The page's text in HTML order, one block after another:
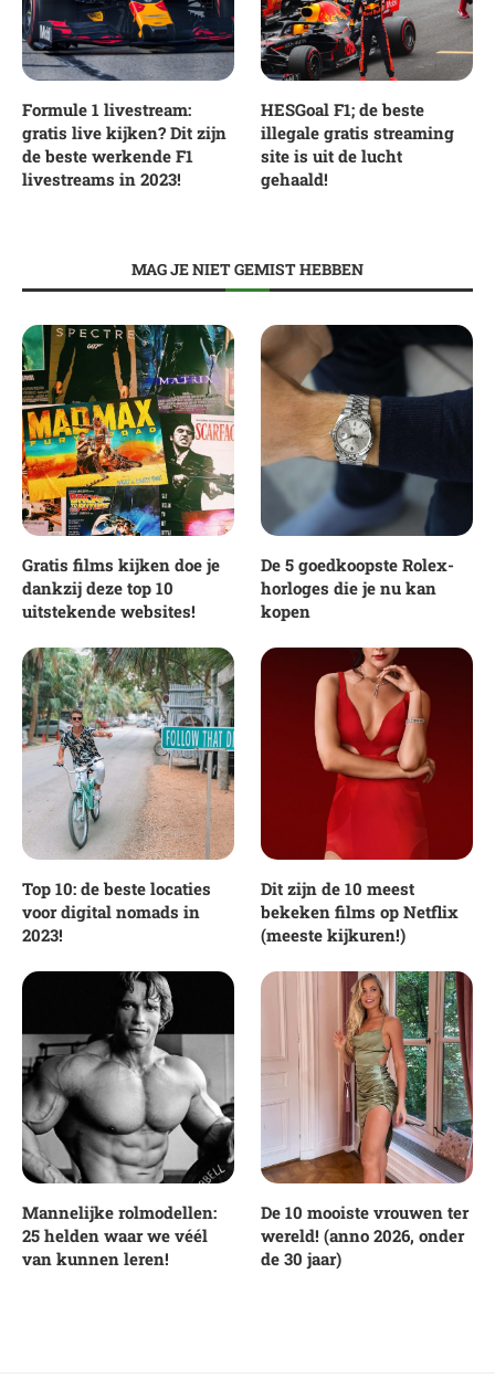
Formule 1 livestream:
gratis live kijken? Dit zijn
de beste werkende F1
livestreams in 2023!
HESGoal F1; de beste
illegale gratis streaming
site is uit de lucht
gehaald!
MAG JE NIET GEMIST HEBBEN
Gratis films kijken doe je
dankzij deze top 10
uitstekende websites!
De 5 goedkoopste Rolex-
horloges die je nu kan
kopen
Top 10: de beste locaties
voor digital nomads in
2023!
Dit zijn de 10 meest
bekeken films op Netflix
(meeste kijkuren!)
Mannelijke rolmodellen:
25 helden waar we véél
van kunnen leren!
De 10 mooiste vrouwen ter
wereld! (anno 2026, onder
de 30 jaar)